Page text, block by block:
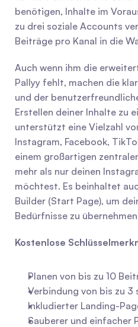
benötigen, Inhalte im
zu drei soziale Accounts
Beiträge pro Kanal in die
Auch wenn ihm die
Pallyy fehlt, machen die
und der
Erstellen deiner Inhalte zu
unterstützt eine Vielzahl
Instagram, Facebook,
einem großartigen
mehr als nur deinen
möchtest. Es beinhaltet
Builder (Start Page), um
Bedürfnisse zu
Kostenlose
Planen von bis zu 10
Verbindung von bis zu 3
Inkludierter Landing-
Sauberer und einfacher